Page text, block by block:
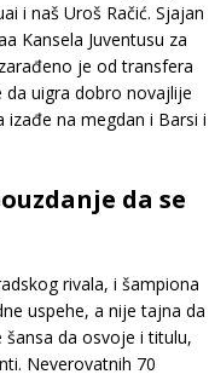
i naš Uroš Račić. Sjajan
Kansela Juventusu za
je od transfera
uigra dobro novajlije
na megdan i Barsi i
da se
rivala, i šampiona
uspehe, a nije tajna da
šansa da osvoje i titulu,
Neverovatnih 70